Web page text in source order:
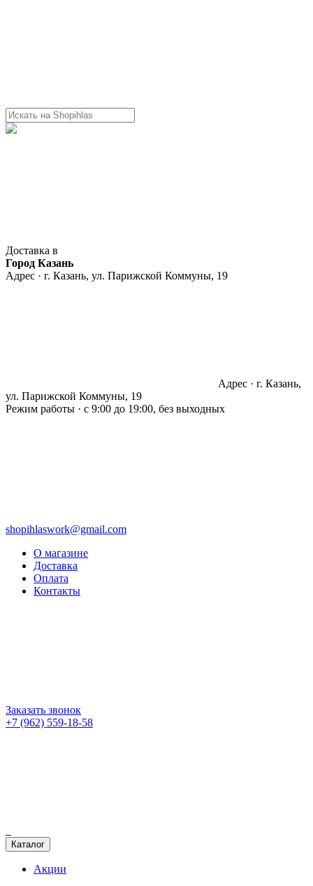
Доставка в
Город Казань
Адрес · г. Казань, ул. Парижской Коммуны, 19
Адрес · г. Казань,
ул. Парижской Коммуны, 19
Режим работы · с 9:00 до 19:00, без выходных
shopihlaswork@gmail.com
О магазине
Доставка
Оплата
Контакты
Заказать звонок
+7 (962) 559-18-58
Каталог
Акции